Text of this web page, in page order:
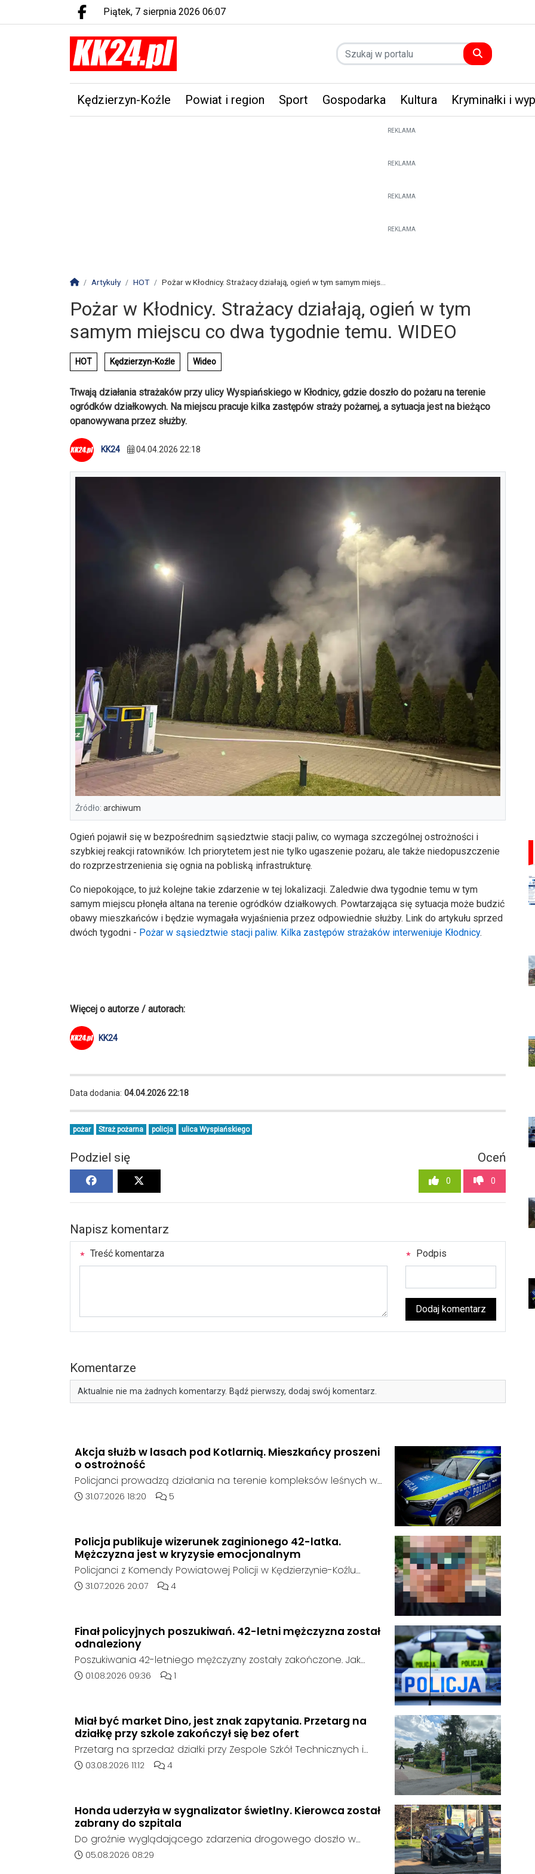
Facebook.com
piątek, 7 sierpnia 2026 06:07
Kędzierzyn-Koźle Powiat i region Sport Gospodarka Kultura Kryminałki i
REKLAMA
REKLAMA
REKLAMA
REKLAMA
Strona główna
Artykuły HOT Pożar w Kłodnicy. Strażacy działają, ogień w tym samym miejs...
Pożar w Kłodnicy. Strażacy działają, ogień w tym
samym miejscu co dwa tygodnie temu. WIDEO
HOT Kędzierzyn-Koźle Wideo
Trwają działania strażaków przy ulicy Wyspiańskiego w Kłodnicy, gdzie doszło do pożaru na terenie
ogródków działkowych. Na miejscu pracuje kilka zastępów straży pożarnej, a sytuacja jest na bieżąco
opanowywana przez służby.
KK24 04.04.2026 22:18
Źródło: archiwum
Ogień pojawił się w bezpośrednim sąsiedztwie stacji paliw, co wymaga szczególnej ostrożności i
szybkiej reakcji ratowników. Ich priorytetem jest nie tylko ugaszenie pożaru, ale także niedopuszczenie
do rozprzestrzenienia się ognia na pobliską infrastrukturę.
Co niepokojące, to już kolejne takie zdarzenie w tej lokalizacji. Zaledwie dwa tygodnie temu w tym
samym miejscu płonęła altana na terenie ogródków działkowych. Powtarzająca się sytuacja może budzić
obawy mieszkańców i będzie wymagała wyjaśnienia przez odpowiednie służby. Link do artykułu sprzed
dwóch tygodni - Pożar w sąsiedztwie stacji paliw. Kilka zastępów strażaków interweniuje Kłodnicy.
Więcej o autorze / autorach:
KK24
Data dodania: 04.04.2026 22:18
pożar Straż pożarna policja ulica Wyspiańskiego
Podziel się Oceń
0 0
Napisz komentarz
Treść komentarza Podpis
Dodaj komentarz
Komentarze
Aktualnie nie ma żadnych komentarzy. Bądź pierwszy, dodaj swój komentarz.
Akcja służb w lasach pod Kotlarnią. Mieszkańcy proszeni
o ostrożność
Policjanci prowadzą działania na terenie kompleksów leśnych w
rejonie gminy Bierawa. Jak udało nam się ustalić, funkcjonariusze
postronnych.
Data dodania artykułu:
31.07.2026 18:20 Liczba komentarzy artykułu:
5
Policja publikuje wizerunek zaginionego 42-latka.
Mężczyzna jest w kryzysie emocjonalnym
Policjanci z Komendy Powiatowej Policji w Kędzierzynie-Koźlu
poszukują zaginionego 42-latka, który jest w kryzysie
rejonie miejscowości w Goszyce. Od tego momentu nie nawiązał
kontaktu z rodziną.
Data dodania artykułu:
31.07.2026 20:07 Liczba komentarzy artykułu:
4
Finał policyjnych poszukiwań. 42-letni mężczyzna został
odnaleziony
Poszukiwania 42-letniego mężczyzny zostały zakończone. Jak
poinformowała opolska policja, został on odnaleziony w sobotę, 1
Data dodania artykułu:
01.08.2026 09:36 Liczba komentarzy artykułu:
1
Miał być market Dino, jest znak zapytania. Przetarg na
działkę przy szkole zakończył się bez ofert
Przetarg na sprzedaż działki przy Zespole Szkół Technicznych i
Ogólnokształcących w Kędzierzynie-Koźlu zakończył się bez
oferent.
Data dodania artykułu:
03.08.2026 11:12 Liczba komentarzy artykułu:
4
Honda uderzyła w sygnalizator świetlny. Kierowca został
zabrany do szpitala
Do groźnie wyglądającego zdarzenia drogowego doszło w
środę rano w Koźlu. Około godziny 6:30 kierujący samochodem
Data dodania artykułu:
05.08.2026 08:29